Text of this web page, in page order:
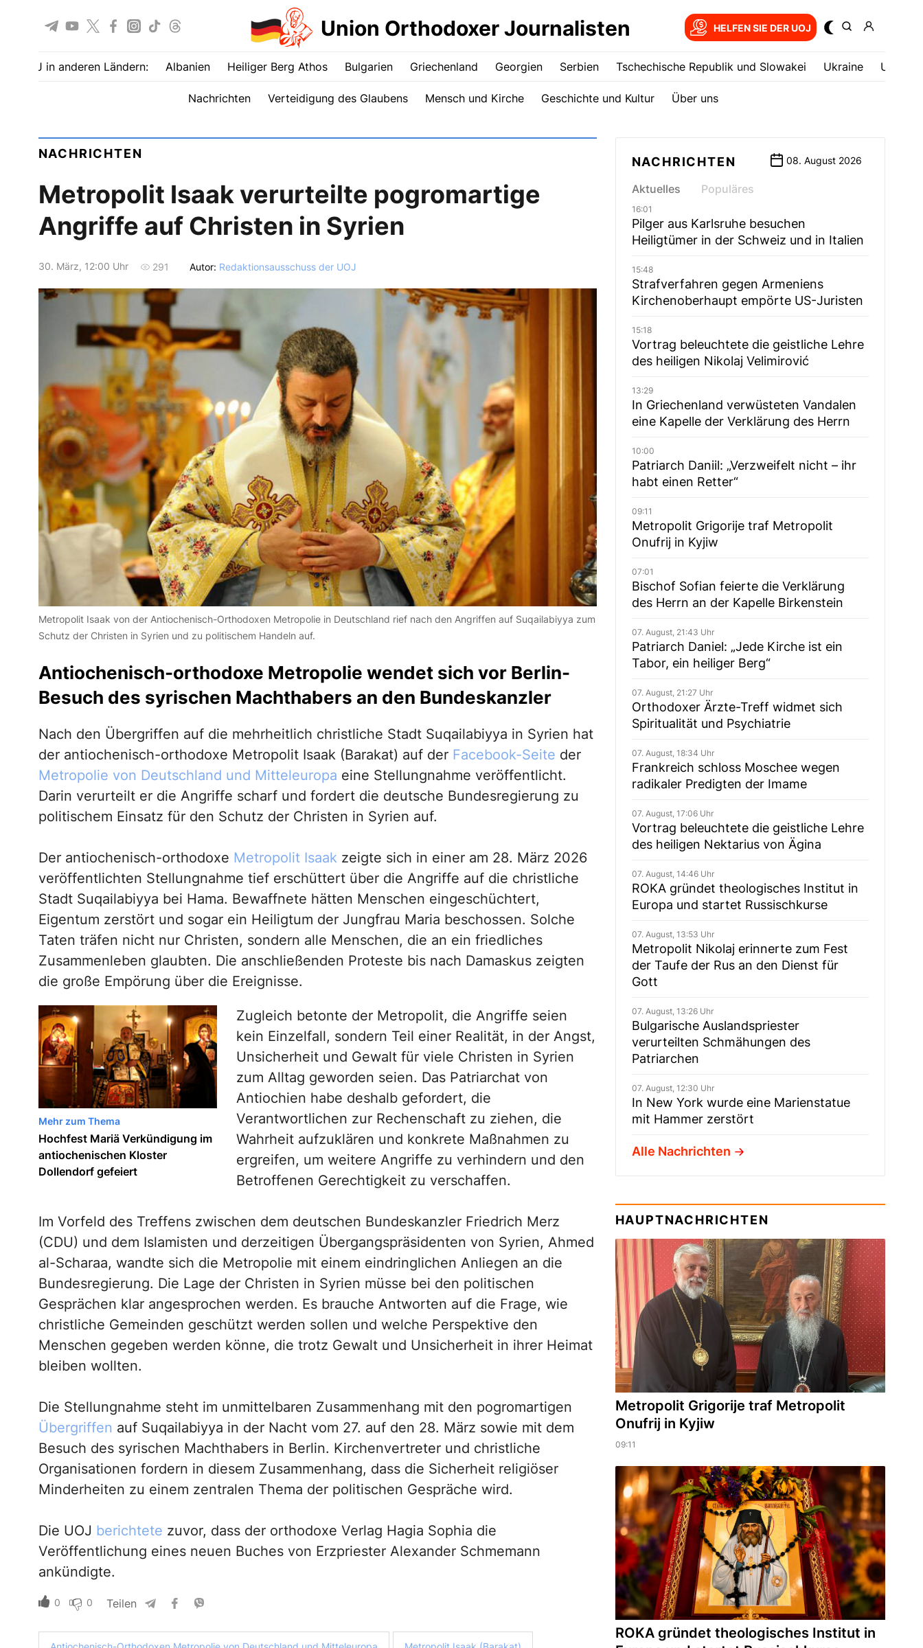
Union Orthodoxer Journalisten HELFEN SIE DER UOJ
UOJ in anderen Ländern: Albanien Heiliger Berg Athos Bulgarien Griechenland Georgien Serbien Tschechische Republik und Slowakei Ukrainе USA
Nachrichten Verteidigung des Glaubens Mensch und Kirche Geschichte und Kultur Über uns
NACHRICHTEN
Metropolit Isaak verurteilte pogromartige
Angriffe auf Christen in Syrien
30. März, 12:00 Uhr 291 Autor: Redaktionsausschuss der UOJ
Metropolit Isaak von der Antiochenisch-Orthodoxen Metropolie in Deutschland rief nach den Angriffen auf Suqailabiyya zum
Schutz der Christen in Syrien und zu politischem Handeln auf.
Antiochenisch-orthodoxe Metropolie wendet sich vor Berlin-
Besuch des syrischen Machthabers an den Bundeskanzler
Nach den Übergriffen auf die mehrheitlich christliche Stadt Suqailabiyya in Syrien hat
der antiochenisch-orthodoxe Metropolit Isaak (Barakat) auf der Facebook-Seite der
Metropolie von Deutschland und Mitteleuropa eine Stellungnahme veröffentlicht.
Darin verurteilt er die Angriffe scharf und fordert die deutsche Bundesregierung zu
politischem Einsatz für den Schutz der Christen in Syrien auf.
Der antiochenisch-orthodoxe Metropolit Isaakzeigte sich in einer am 28. März 2026
veröffentlichten Stellungnahme tief erschüttert über die Angriffe auf die christliche
Stadt Suqailabiyya bei Hama. Bewaffnete hätten Menschen eingeschüchtert,
Eigentum zerstört und sogar ein Heiligtum der Jungfrau Maria beschossen. Solche
Taten träfen nicht nur Christen, sondern alle Menschen, die an ein friedliches
Zusammenleben glaubten. Die anschließenden Proteste bis nach Damaskus zeigten
die große Empörung über die Ereignisse.
Mehr zum Thema
Hochfest Mariä Verkündigung im
antiochenischen Kloster
Dollendorf gefeiert
Zugleich betonte der Metropolit, die Angriffe seien
kein Einzelfall, sondern Teil einer Realität, in der Angst,
Unsicherheit und Gewalt für viele Christen in Syrien
zum Alltag geworden seien. Das Patriarchat von
Antiochien habe deshalb gefordert, die
Verantwortlichen zur Rechenschaft zu ziehen, die
Wahrheit aufzuklären und konkrete Maßnahmen zu
ergreifen, um weitere Angriffe zu verhindern und den
Betroffenen Gerechtigkeit zu verschaffen.
Im Vorfeld des Treffens zwischen dem deutschen Bundeskanzler Friedrich Merz
(CDU) und dem Islamisten und derzeitigen Übergangspräsidenten von Syrien, Ahmed
al-Scharaa, wandte sich die Metropolie mit einem eindringlichen Anliegen an die
Bundesregierung. Die Lage der Christen in Syrien müsse bei den politischen
Gesprächen klar angesprochen werden. Es brauche Antworten auf die Frage, wie
christliche Gemeinden geschützt werden sollen und welche Perspektive den
Menschen gegeben werden könne, die trotz Gewalt und Unsicherheit in ihrer Heimat
bleiben wollten.
Die Stellungnahme steht im unmittelbaren Zusammenhang mit den pogromartigen
Übergriffen auf Suqailabiyya in der Nacht vom 27. auf den 28. März sowie mit dem
Besuch des syrischen Machthabers in Berlin. Kirchenvertreter und christliche
Organisationen fordern in diesem Zusammenhang, dass die Sicherheit religiöser
Minderheiten zu einem zentralen Thema der politischen Gespräche wird.
Die UOJ berichtete zuvor, dass der orthodoxe Verlag Hagia Sophia die
Veröffentlichung eines neuen Buches von Erzpriester Alexander Schmemann
ankündigte.
0 0 Teilen
NACHRICHTEN 08. August 2026
Aktuelles Populäres
16:01
Pilger aus Karlsruhe besuchen
Heiligtümer in der Schweiz und in Italien
15:48
Strafverfahren gegen Armeniens
Kirchenoberhaupt empörte US-Juristen
15:18
Vortrag beleuchtete die geistliche Lehre
des heiligen Nikolaj Velimirović
13:29
In Griechenland verwüsteten Vandalen
eine Kapelle der Verklärung des Herrn
10:00
Patriarch Daniil: „Verzweifelt nicht – ihr
habt einen Retter“
09:11
Metropolit Grigorije traf Metropolit
Onufrij in Kyjiw
07:01
Bischof Sofian feierte die Verklärung
des Herrn an der Kapelle Birkenstein
07. August, 21:43 Uhr
Patriarch Daniel: „Jede Kirche ist ein
Tabor, ein heiliger Berg“
07. August, 21:27 Uhr
Orthodoxer Ärzte-Treff widmet sich
Spiritualität und Psychiatrie
07. August, 18:34 Uhr
Frankreich schloss Moschee wegen
radikaler Predigten der Imame
07. August, 17:06 Uhr
Vortrag beleuchtete die geistliche Lehre
des heiligen Nektarius von Ägina
07. August, 14:46 Uhr
ROKA gründet theologisches Institut in
Europa und startet Russischkurse
07. August, 13:53 Uhr
Metropolit Nikolaj erinnerte zum Fest
der Taufe der Rus an den Dienst für
Gott
07. August, 13:26 Uhr
Bulgarische Auslandspriester
verurteilten Schmähungen des
Patriarchen
07. August, 12:30 Uhr
In New York wurde eine Marienstatue
mit Hammer zerstört
Alle Nachrichten
HAUPTNACHRICHTEN
Metropolit Grigorije traf Metropolit
Onufrij in Kyjiw
09:11
ROKA gründet theologisches Institut in